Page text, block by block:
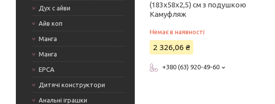
Дух с айви
Айв коп
Манга
Манга
ЕРСА
Дитячі конструктори
Анальні іграшки
(183x58x2,5) см з подушкою
Камуфляж
Немає в наявності
2 326,06 ₴
+380 (63) 920-49-60